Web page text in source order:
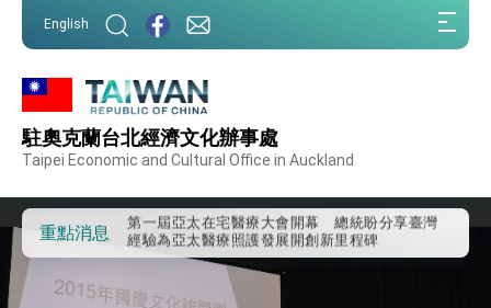
English
駐奧克蘭台北經濟文化辦事處
Taipei Economic and Cultural Office in Auckland
重點消息
外交部重要言論
我國政府將在美國亞利桑納州設立「駐鳳凰城辦
事處」，進一步深化台美交流合作
經驗為亞太醫療照護發展開創新里程碑
外交部發布WHA文宣影片「台灣醫療點亮世界」
及「台灣智慧醫療與健康產業展」預告短片，向
世界展現台灣守護全球健康的創新能量
總統出訪史瓦帝尼返國談話 強調臺灣人有權利
走向世界 盼與理念相近國家共同維護國際秩序